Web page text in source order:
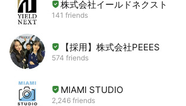
株式会社イールドネクスト
141 friends
【採用】株式会社PEEES
574 friends
MIAMI STUDIO
2,246 friends